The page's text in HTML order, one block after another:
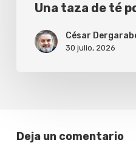
Una taza de té
César
30 julio, 2026
Deja un comentario